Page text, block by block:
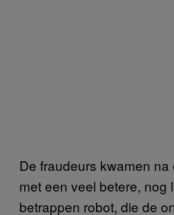
De fraudeurs kwamen
met een veel betere, nog
betrappen robot, die de